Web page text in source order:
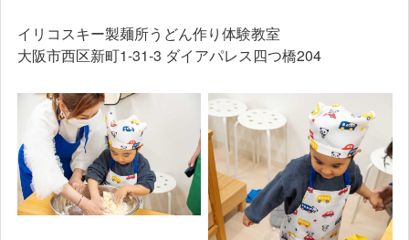
イリコスキー製麺所うどん作り体験教室
大阪市西区新町1-31-3 ダイアパレス四つ橋204